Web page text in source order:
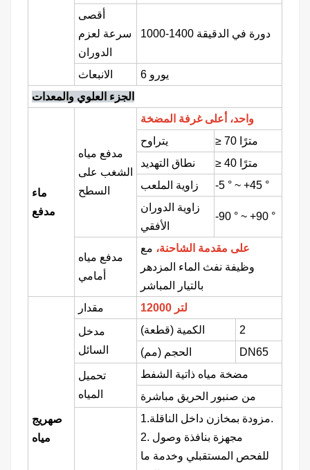
أقصى
سرعة لعزم
الدوران
1000-1400 دورة في الدقيقة
الانبعاث
يورو 6
الجزء العلوي والمعدات
ماء
مدفع
مدفع مياه
الشغب على
السطح
واحد، أعلى غرفة المضخة
يتراوح
≥
70 مترًا
نطاق التهديد
≥
40 مترًا
زاوية الملعب
-5 ° ~ +45 °
زاوية الدوران
الأفقي
-90 ° ~ +90 °
مدفع مياه
أمامي
على مقدمة الشاحنة، مع
وظيفة نفث الماء المزدهر
بالتيار المباشر
صهريج
مياه
مقدار
12000 لتر
مدخل
السائل
الكمية (قطعة)
2
الحجم (مم)
DN65
تحميل
المياه
مضخة مياه ذاتية الشفط
من صنبور الحريق مباشرة
1.مزودة بمخازن داخل الناقلة.
2. مجهزة بنافذة وصول
للفحص المستقبلي وخدمة ما